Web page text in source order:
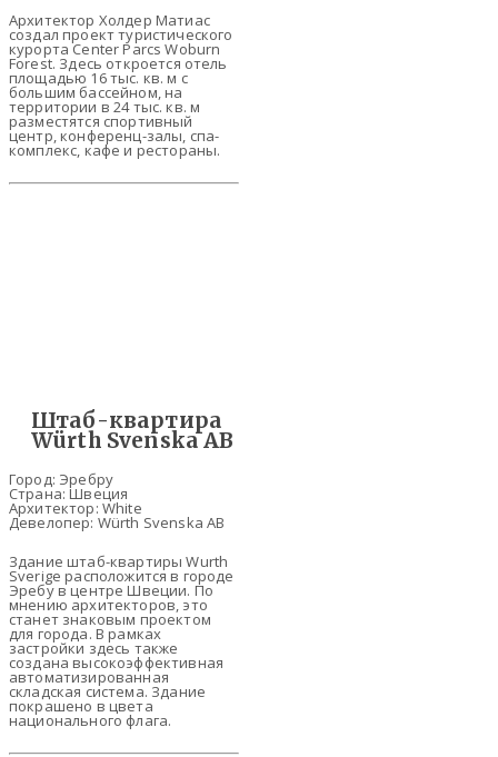
Архитектор Холдер Матиас
создал проект туристического
курорта Center Parcs Woburn
Forest. Здесь откроется отель
площадью 16 тыс. кв. м с
большим бассейном, на
территории в 24 тыс. кв. м
разместятся спортивный
центр, конференц-залы, спа-
комплекс, кафе и рестораны.
Штаб-квартира
Würth Svenska AB
Город: Эребру
Страна: Швеция
Архитектор: White
Девелопер: Würth Svenska AB
Здание штаб-квартиры Wurth
Sverige расположится в городе
Эребу в центре Швеции. По
мнению архитекторов, это
станет знаковым проектом
для города. В рамках
застройки здесь также
создана высокоэффективная
автоматизированная
складская система. Здание
покрашено в цвета
национального флага.